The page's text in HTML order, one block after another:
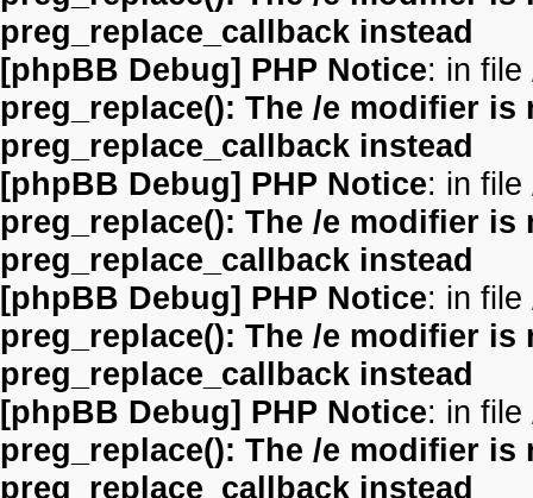
preg_replace_callback instead
[phpBB Debug] PHP Notice: in file
preg_replace(): The /e modifier
preg_replace_callback instead
[phpBB Debug] PHP Notice: in file
preg_replace(): The /e modifier
preg_replace_callback instead
[phpBB Debug] PHP Notice: in file
preg_replace(): The /e modifier
preg_replace_callback instead
[phpBB Debug] PHP Notice: in file
preg_replace(): The /e modifier
preg_replace_callback instead